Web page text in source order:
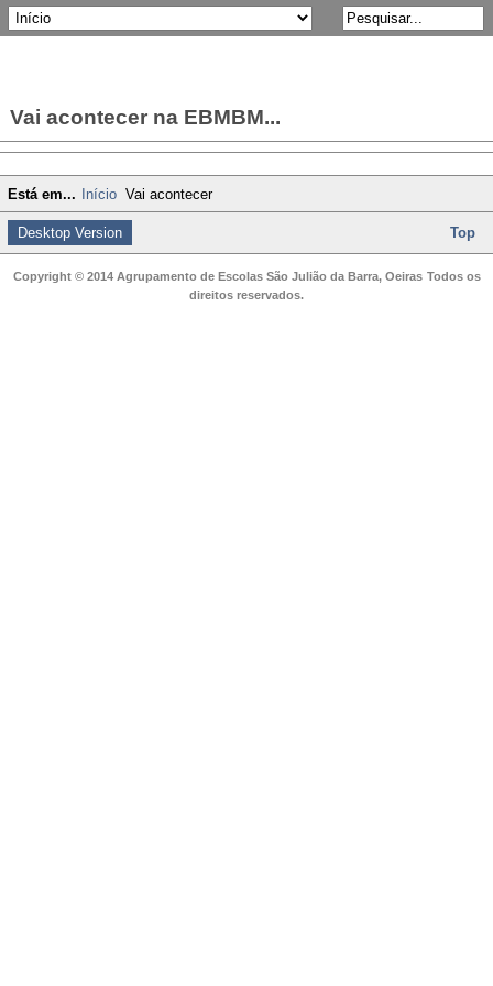
Vai acontecer na EBMBM...
Está em... Início Vai acontecer
Desktop Version Top
Copyright © 2014 Agrupamento de Escolas São Julião da Barra, Oeiras Todos os
direitos reservados.